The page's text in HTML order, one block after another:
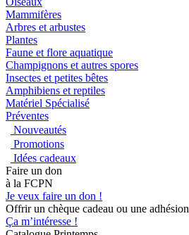
Mammifères
Arbres et arbustes
Plantes
Faune et flore aquatique
Champignons et autres spores
Insectes et petites bêtes
Amphibiens et reptiles
Matériel Spécialisé
Préventes
Nouveautés
Promotions
Idées cadeaux
Faire un don
à la FCPN
Je veux faire un don !
Offrir un chèque cadeau ou une adhésion
Ça m’intéresse !